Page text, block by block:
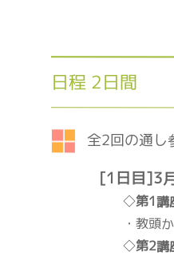
日程 2日間
全2回の通し
[1日目]3
◇第1講
・教頭
◇第2講